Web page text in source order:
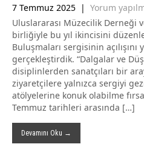
7 Temmuz 2025 | Yorum
Uluslararası Müzecilik Derneği
birliğiyle bu yıl ikincisini
Buluşmaları sergisinin
gerçekleştirdik. “Dalgalar ve
disiplinlerden sanatçıları bir
ziyaretçilere yalnızca sergiyi
atölyelerine konuk olabilme
Temmuz tarihleri arasında […]
Devamını Oku →